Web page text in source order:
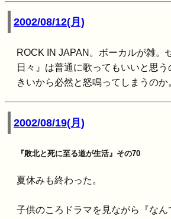
2002/08/12(月)
ROCK IN JAPAN。ボーカルが雑。
日々』は普通に歌ってもいいと思
きいから必然と怒鳴ってしまうのか
2002/08/19(月)
『敗北と死に至る道が生活』その70
夏休みも終わった。
子供のころドラマを見ながら『なん